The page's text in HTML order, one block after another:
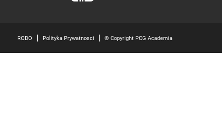
RODO Polityka Prywatnosci © Copyright PCG Academia